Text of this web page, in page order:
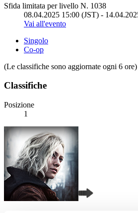
Sfida limitata per livello N. 1038
08.04.2025 15:00 (JST) -
Vai all'evento
Singolo
Co-op
(Le classifiche sono aggiornate ogni 6 ore)
Classifiche
Posizione
1